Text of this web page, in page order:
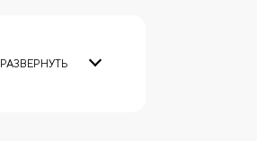
РАЗВЕРНУТЬ